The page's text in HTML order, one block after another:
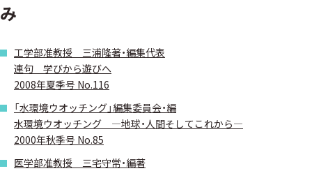
み
工学部准教授 三浦隆著・編集代表
連句 学びから遊びへ
2008年夏季号 No.116
「水環境ウオッチング」編集委員会・編
水環境ウオッチング ―地球・人間そしてこれから―
2000年秋季号 No.85
医学部准教授 三宅守常・編著